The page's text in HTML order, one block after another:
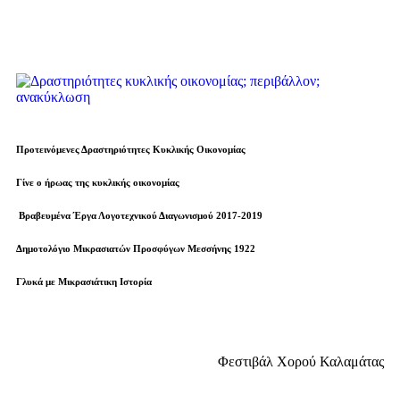
Προτεινόμενες Δραστηριότητες Κυκλικής Οικονομίας
Γίνε ο ήρωας της κυκλικής οικονομίας
Βραβευµένα Έργα Λογοτεχνικού Διαγωνισμού 2017-2019
Δημοτολόγιο Μικρασιατών Προσφύγων Μεσσήνης 1922
Γλυκά με Μικρασιάτικη Ιστορία
Φεστιβάλ Χορού Καλαμάτας